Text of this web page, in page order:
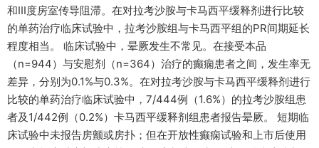
和III度房室传导阻滞。在对拉考沙胺与卡马西平缓释剂进行比较
的单药治疗临床试验中，拉考沙胺组与卡马西平组的PR间期延长
程度相当。 临床试验中，晕厥发生不常见。在接受本品
（n=944）与安慰剂（n=364）治疗的癫痫患者之间，发生率无
差异，分别为0.1%与0.3%。在对拉考沙胺与卡马西平缓释剂进行
比较的单药治疗临床试验中，7/444例（1.6%）的拉考沙胺组患
者及1/442例（0.2%）卡马西平缓释剂组患者报告晕厥。 短期临
床试验中未报告房颤或房扑；但在开放性癫痫试验和上市后使用